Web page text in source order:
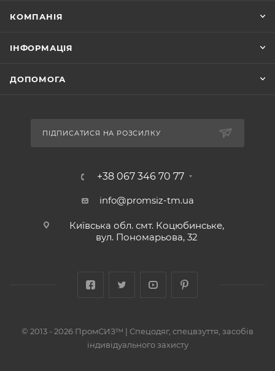
КОМПАНІЯ
ІНФОРМАЦІЯ
ДОПОМОГА
ПІДПИСАТИСЯ НА РОЗСИЛКУ
+38 067 346 70 77
info@promsiz-tm.ua
Київська обл. смт. Коцюбинське,
вул. Пономарьова, 32
© 2013 - 2026 ПромСИЗ™ | Спецодяг, спецвзуття, засобів
індивідуального захисту